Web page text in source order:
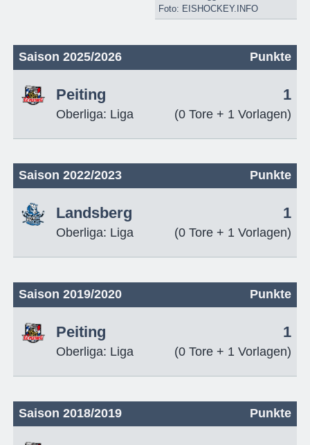
Foto: EISHOCKEY.INFO
Saison 2025/2026 Punkte
Peiting
Oberliga: Liga
1
(0 Tore + 1 Vorlagen)
Saison 2022/2023 Punkte
Landsberg
Oberliga: Liga
1
(0 Tore + 1 Vorlagen)
Saison 2019/2020 Punkte
Peiting
Oberliga: Liga
1
(0 Tore + 1 Vorlagen)
Saison 2018/2019 Punkte